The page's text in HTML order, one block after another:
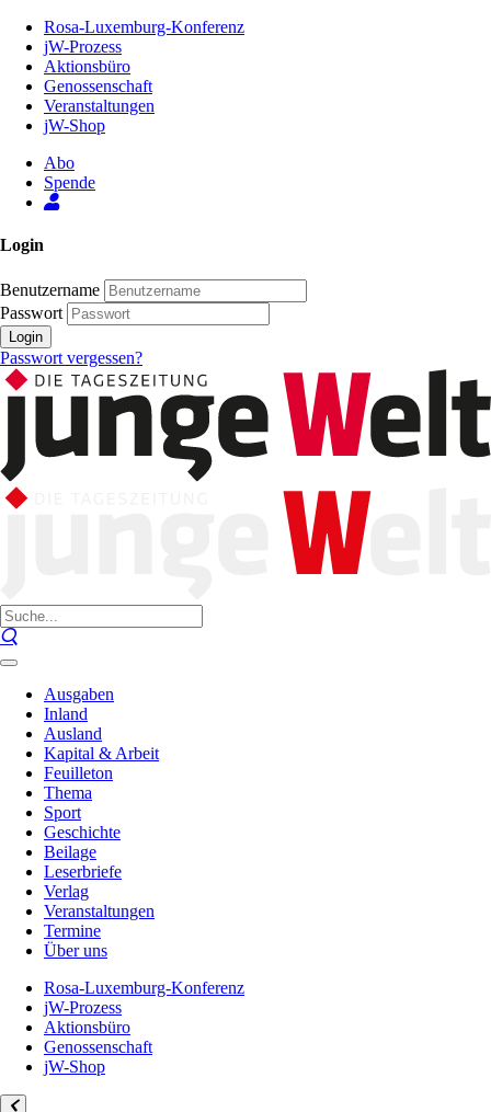
Inhalt
Seite
Rosa-Luxemburg-Konferenz
jW-Prozess
Aktionsbüro
Genossenschaft
Veranstaltungen
jW-Shop
Abo
Spende
Login
Benutzername
Passwort
Login
Passwort vergessen?
Ausgaben
Inland
Ausland
Kapital & Arbeit
Feuilleton
Thema
Sport
Geschichte
Beilage
Leserbriefe
Verlag
Veranstaltungen
Termine
Über uns
Rosa-Luxemburg-Konferenz
jW-Prozess
Aktionsbüro
Genossenschaft
jW-Shop